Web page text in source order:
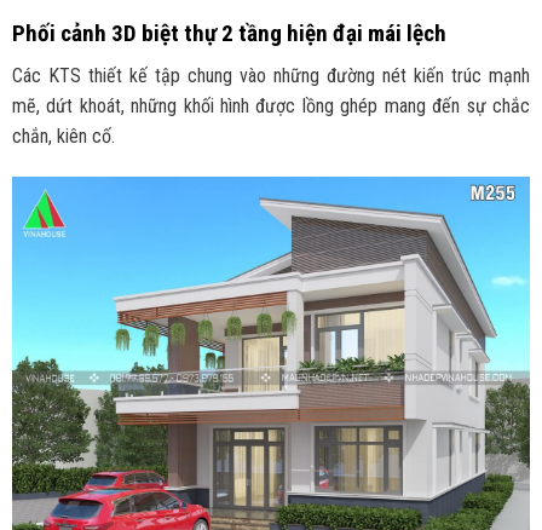
Phối cảnh 3D biệt thự 2 tầng hiện đại mái lệch
Các KTS thiết kế tập chung vào những đường nét kiến trúc mạnh
mẽ, dứt khoát, những khối hình được lồng ghép mang đến sự chắc
chắn, kiên cố.